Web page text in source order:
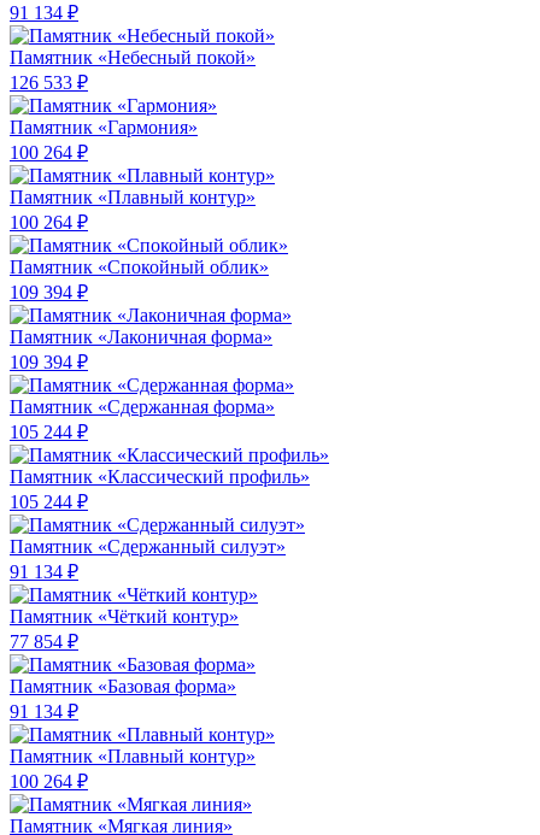
91 134 ₽
Памятник «Небесный покой»
126 533 ₽
Памятник «Гармония»
100 264 ₽
Памятник «Плавный контур»
100 264 ₽
Памятник «Спокойный облик»
109 394 ₽
Памятник «Лаконичная форма»
109 394 ₽
Памятник «Сдержанная форма»
105 244 ₽
Памятник «Классический профиль»
105 244 ₽
Памятник «Сдержанный силуэт»
91 134 ₽
Памятник «Чёткий контур»
77 854 ₽
Памятник «Базовая форма»
91 134 ₽
Памятник «Плавный контур»
100 264 ₽
Памятник «Мягкая линия»